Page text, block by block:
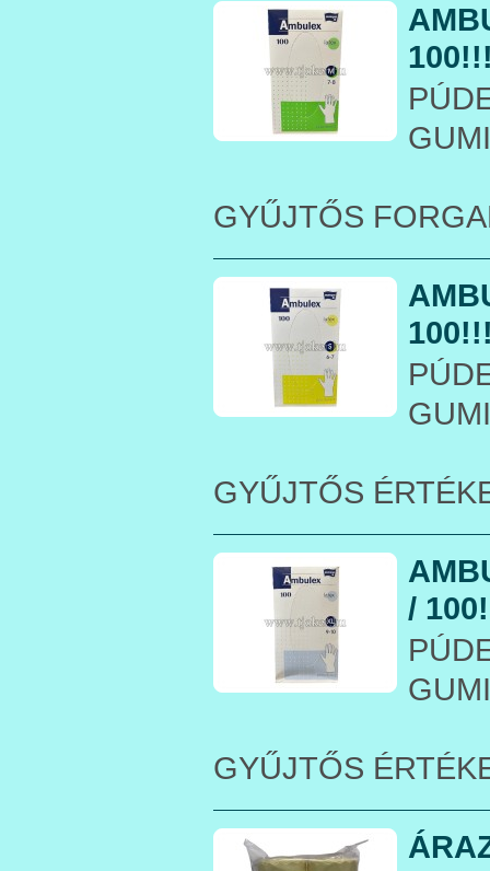
GYŰJTŐS
GYŰJTŐS
/
GYŰJTŐS